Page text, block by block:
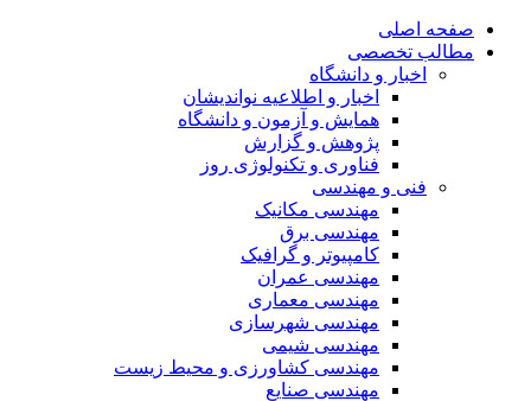
صفحه اصلی
مطالب تخصصی
اخبار و دانشگاه
اخبار و اطلاعیه نواندیشان
همایش و آزمون و دانشگاه
پژوهش و گزارش
فناوری و تکنولوژی روز
فنی و مهندسی
مهندسی مکانیک
مهندسی برق
کامپیوتر و گرافیک
مهندسی عمران
مهندسی معماری
مهندسی شهرسازی
مهندسی شیمی
مهندسی کشاورزی و محیط زیست
مهندسی صنایع